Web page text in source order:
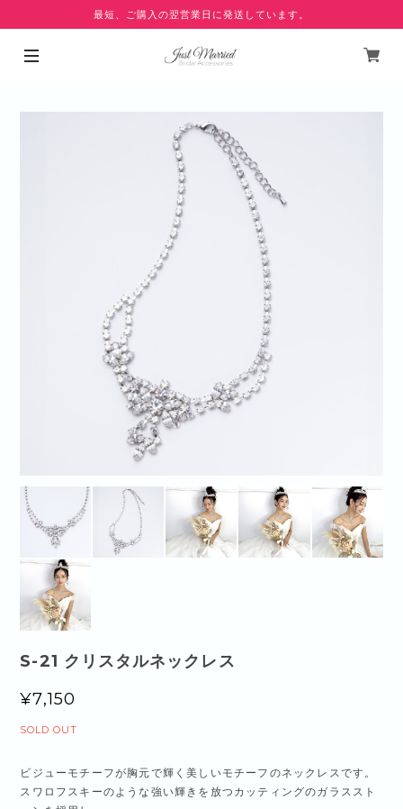
最短、ご購入の翌営業日に発送しています。
S-21 クリスタルネックレス
¥7,150
SOLD OUT
ビジューモチーフが胸元で輝く美しいモチーフのネックレスです。
スワロフスキーのような強い輝きを放つカッティングのガラススト